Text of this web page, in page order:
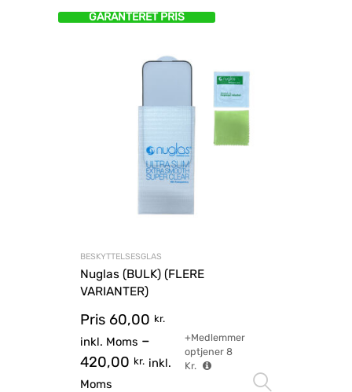
GARANTERET PRIS
BESKYTTELSESGLAS
Nuglas (BULK) (FLERE
VARIANTER)
Pris 60,00 kr.
inkl. Moms –
420,00 kr. inkl.
Moms
+Medlemmer
optjener 8
Kr.